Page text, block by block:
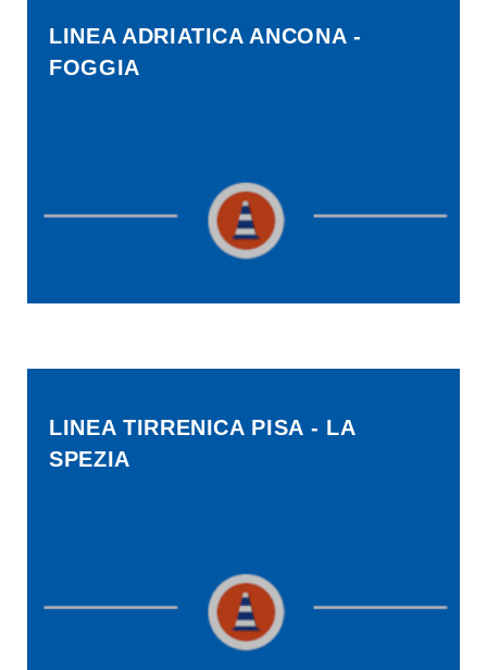
LINEA ADRIATICA ANCONA -
FOGGIA
LINEA TIRRENICA PISA - LA
SPEZIA